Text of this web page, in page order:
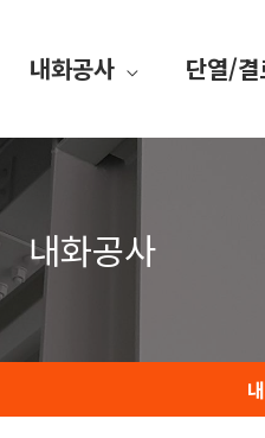
내화공사 단열/결
내화공사